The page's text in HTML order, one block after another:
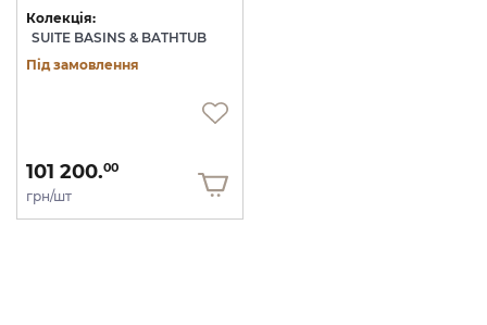
Колекція:
SUITE BASINS & BATHTUB
Під замовлення
101 200.00
грн/шт